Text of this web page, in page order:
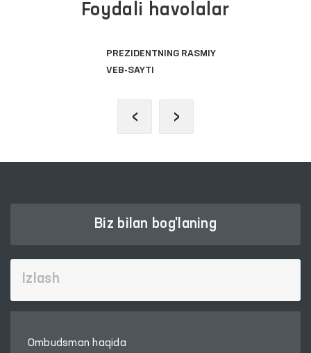
Foydali havolalar
PREZIDENTNING RASMIY
VEB-SAYTI
‹ ›
Biz bilan bog'laning
Ombudsman haqida